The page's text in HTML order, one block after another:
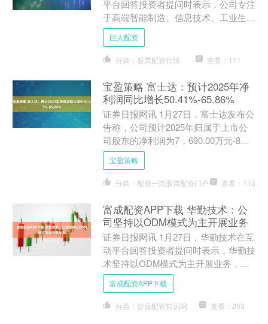
平台回答投资者提问时表示，公司专注
于高端智能制造、信息技术、工业生产
领域机器人核心控制技术及装备的研发
和应用，研究开发的六....
巨人配资
分类：股票配资行情 查看：111
宝盈策略 富士达：预计2025年净
利润同比增长50.41%-65.86%
证券日报网讯 1月27日，富士达发布公
告称，公司预计2025年归属于上市公
司股东的净利润为7，690.00万元-8，
480.00万元，上年同期为5，112.67....
宝盈策略
分类：配资一流股票配资门户 查看：113
富成配资APP下载 华勤技术：公
司坚持以ODM模式为主开展业务
证券日报网讯 1月27日，华勤技术在互
动平台回答投资者提问时表示，华勤技
术坚持以ODM模式为主开展业务，在
该模式下，公司按照客户的需求，负责
产品的研发、设计与制....
富成配资APP下载
分类：炒股配资知识网 查看：203